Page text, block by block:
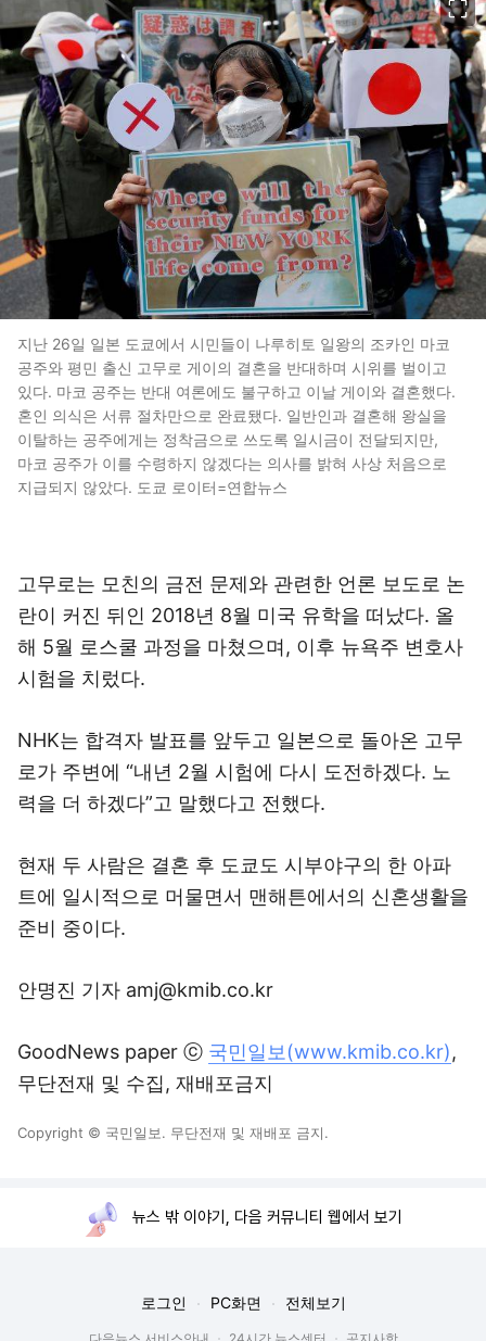
지난 26일 일본 도쿄에서 시민들이 나루히토 일왕의 조카인 마코
공주와 평민 출신 고무로 게이의 결혼을 반대하며 시위를 벌이고
있다. 마코 공주는 반대 여론에도 불구하고 이날 게이와 결혼했다.
혼인 의식은 서류 절차만으로 완료됐다. 일반인과 결혼해 왕실을
이탈하는 공주에게는 정착금으로 쓰도록 일시금이 전달되지만,
마코 공주가 이를 수령하지 않겠다는 의사를 밝혀 사상 처음으로
지급되지 않았다. 도쿄 로이터=연합뉴스
고무로는 모친의 금전 문제와 관련한 언론 보도로 논
란이 커진 뒤인 2018년 8월 미국 유학을 떠났다. 올
해 5월 로스쿨 과정을 마쳤으며, 이후 뉴욕주 변호사
시험을 치렀다.
NHK는 합격자 발표를 앞두고 일본으로 돌아온 고무
로가 주변에 “내년 2월 시험에 다시 도전하겠다. 노
력을 더 하겠다”고 말했다고 전했다.
현재 두 사람은 결혼 후 도쿄도 시부야구의 한 아파
트에 일시적으로 머물면서 맨해튼에서의 신혼생활을
준비 중이다.
안명진 기자 amj@kmib.co.kr
GoodNews paper ⓒ 국민일보(www.kmib.co.kr),
무단전재 및 수집, 재배포금지
Copyright © 국민일보. 무단전재 및 재배포 금지.
뉴스 밖 이야기, 다음 커뮤니티 웹에서 보기
로그인 PC화면 전체보기